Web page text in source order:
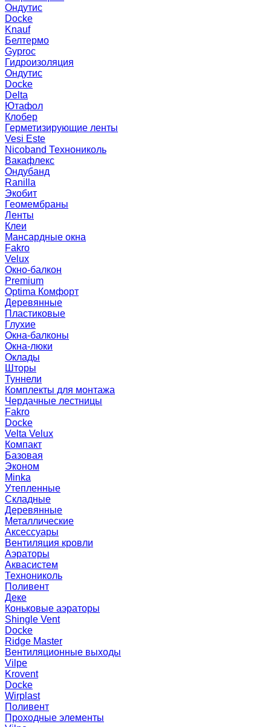
Ондутис
Docke
Knauf
Белтермо
Gyproc
Гидроизоляция
Ондутис
Docke
Delta
Ютафол
Клобер
Герметизирующие ленты
Vesi Este
Nicoband Технониколь
Вакафлекс
Ондубанд
Ranilla
Экобит
Геомембраны
Ленты
Клеи
Мансардные окна
Fakro
Velux
Окно-балкон
Premium
Optima Комфорт
Деревянные
Пластиковые
Глухие
Окна-балконы
Окна-люки
Оклады
Шторы
Туннели
Комплекты для монтажа
Чердачные лестницы
Fakro
Docke
Velta Velux
Компакт
Базовая
Эконом
Minka
Утепленные
Складные
Деревянные
Металлические
Аксессуары
Вентиляция кровли
Аэраторы
Аквасистем
Технониколь
Поливент
Деке
Коньковые аэраторы
Shingle Vent
Docke
Ridge Master
Вентиляционные выходы
Vilpe
Krovent
Docke
Wirplast
Поливент
Проходные элементы